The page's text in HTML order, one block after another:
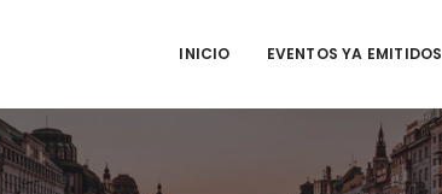
INICIO EVENTOS YA EMITIDOS